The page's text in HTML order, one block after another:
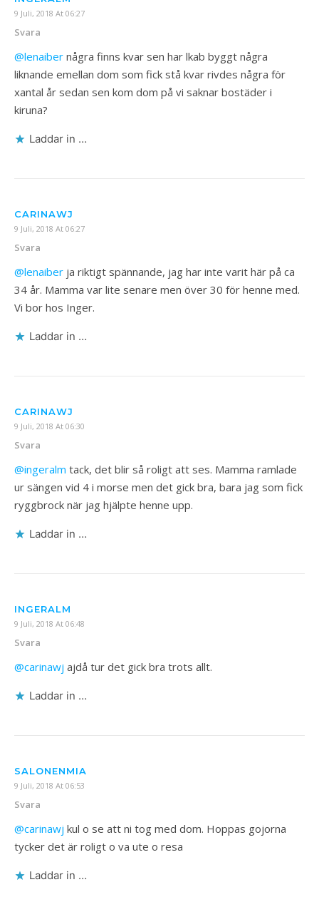
9 Juli, 2018 At 06:27
Svara
@lenaiber några finns kvar sen har lkab byggt några
liknande emellan dom som fick stå kvar rivdes några för
xantal år sedan sen kom dom på vi saknar bostäder i
kiruna?
Laddar in …
CARINAWJ
9 Juli, 2018 At 06:27
Svara
@lenaiber ja riktigt spännande, jag har inte varit här på ca
34 år. Mamma var lite senare men över 30 för henne med.
Vi bor hos Inger.
Laddar in …
CARINAWJ
9 Juli, 2018 At 06:30
Svara
@ingeralm tack, det blir så roligt att ses. Mamma ramlade
ur sängen vid 4 i morse men det gick bra, bara jag som fick
ryggbrock när jag hjälpte henne upp.
Laddar in …
INGERALM
9 Juli, 2018 At 06:48
Svara
@carinawj ajdå tur det gick bra trots allt.
Laddar in …
SALONENMIA
9 Juli, 2018 At 06:53
Svara
@carinawj kul o se att ni tog med dom. Hoppas gojorna
tycker det är roligt o va ute o resa
Laddar in …